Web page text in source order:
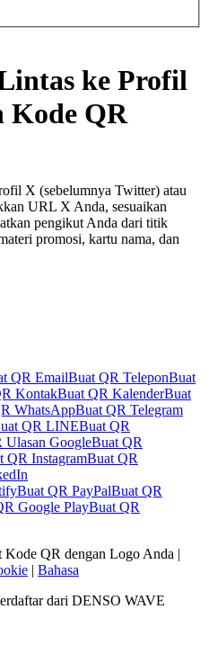
ke Profil
Kode QR
X (sebelumnya Twitter) atau
URL X Anda, sesuaikan
pengikut Anda dari titik
promosi, kartu nama, dan
QR EmailBuat QR TeleponBuat
KontakBuat QR KalenderBuat
WhatsAppBuat QR Telegram
QR LINEBuat QR
Ulasan GoogleBuat QR
QR InstagramBuat QR
Buat QR PayPalBuat QR
Google PlayBuat QR
Kode QR dengan Logo Anda |
| Bahasa
dari DENSO WAVE